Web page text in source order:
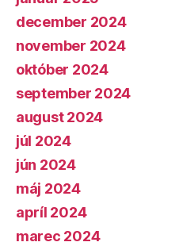
december 2024
november 2024
október 2024
september 2024
august 2024
júl 2024
jún 2024
máj 2024
apríl 2024
marec 2024